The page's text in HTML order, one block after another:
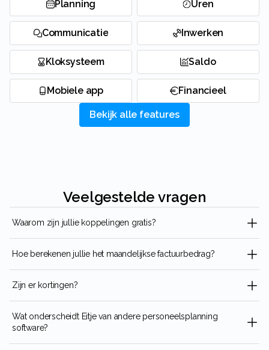
Planning Uren
Communicatie Inwerken
Kloksysteem Saldo
Mobiele app Financieel
Bekijk alle features
Veelgestelde vragen
Waarom zijn jullie koppelingen gratis?
Hoe berekenen jullie het maandelijkse factuurbedrag?
Zijn er kortingen?
Wat onderscheidt Eitje van andere personeelsplanning
software?